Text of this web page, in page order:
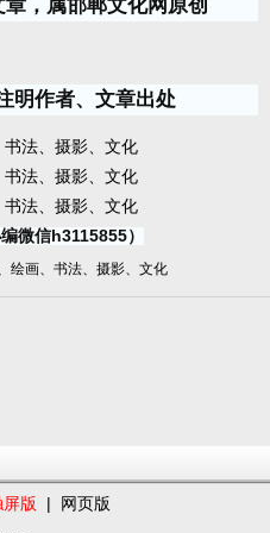
，属邯郸文化网原创
明作者、文章出处
微信h3115855）
屏版 | 网页版